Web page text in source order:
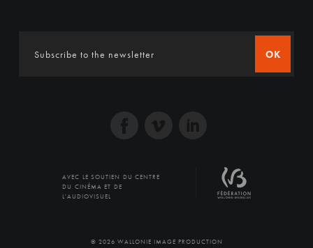
OK
AVEC LE SOUTIEN DU CENTRE
DU CINÉMA ET DE
L'AUDIOVISUEL
© 2026 WALLONIE IMAGE PRODUCTION